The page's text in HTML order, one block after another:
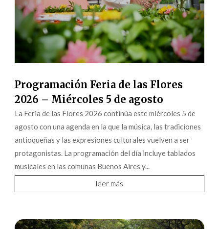
Programación Feria de las Flores
2026 – Miércoles 5 de agosto
La Feria de las Flores 2026 continúa este miércoles 5 de
agosto con una agenda en la que la música, las tradiciones
antioqueñas y las expresiones culturales vuelven a ser
protagonistas. La programación del día incluye tablados
musicales en las comunas Buenos Aires y...
leer más